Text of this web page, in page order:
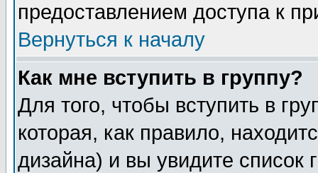
предоставлением доступа к
Вернуться к началу
Как мне вступить в группу?
Для того, чтобы вступить в
которая, как правило,
дизайна) и вы увидите список